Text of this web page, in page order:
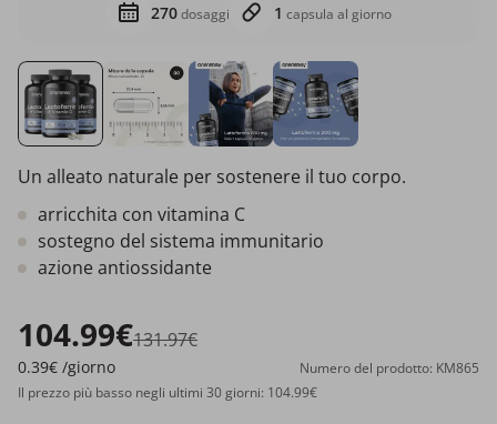
270dosaggi 1 capsula al giorno
Un alleato naturale per sostenere il tuo corpo.
arricchita con vitamina C
sostegno del sistema immunitario
azione antiossidante
104.99€131.97€
0.39€ /giorno
Numero del prodotto: KM865
Il prezzo più basso negli ultimi 30 giorni: 104.99€